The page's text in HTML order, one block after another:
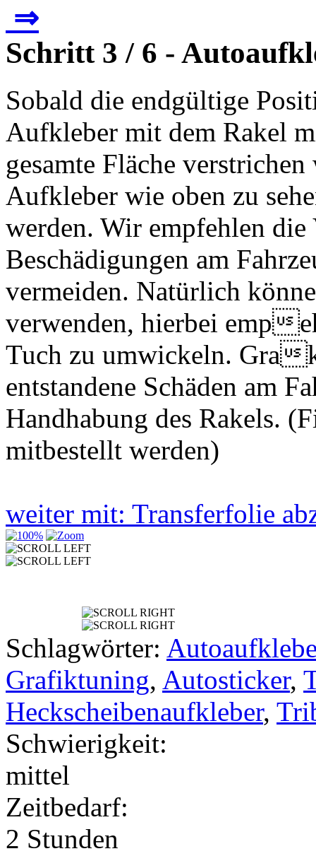
⇒
Schritt 3 / 6 -
Sobald die endgültige
Aufkleber mit dem Rakel
gesamte Fläche
Aufkleber wie oben zu
werden. Wir empfehlen
Beschädigungen am
vermeiden. Natürlich
verwenden, hierbei emp
Tuch zu umwickeln. Gra
entstandene Schäden am
Handhabung des Rakels.
mitbestellt werden)
weiter mit: Transferfolie
Schlagwörter:
Grafiktuning, Autosticker,
Heckscheibenaufkleber,
Schwierigkeit:
mittel
Zeitbedarf:
2 Stunden